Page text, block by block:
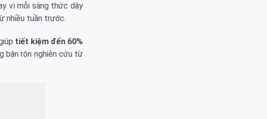
vì mỗi sáng thức dậy
nhiều tuần trước.
tiết kiệm đến 60%
bận rộn nghiên cứu từ